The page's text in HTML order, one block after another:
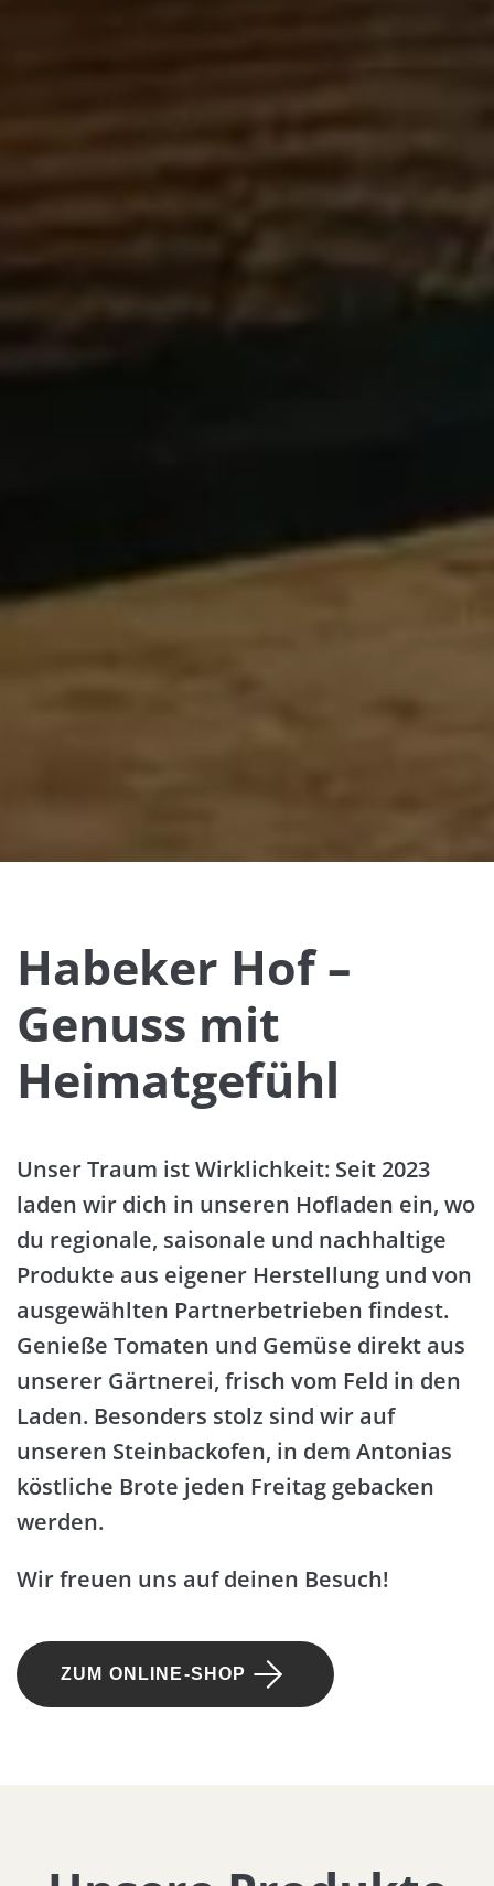
Habeker Hof –
Genuss mit
Heimatgefühl
Unser Traum ist Wirklichkeit: Seit 2023
laden wir dich in unseren Hofladen ein, wo
du regionale, saisonale und nachhaltige
Produkte aus eigener Herstellung und von
ausgewählten Partnerbetrieben findest.
Genieße Tomaten und Gemüse direkt aus
unserer Gärtnerei, frisch vom Feld in den
Laden. Besonders stolz sind wir auf
unseren Steinbackofen, in dem Antonias
köstliche Brote jeden Freitag gebacken
werden.
Wir freuen uns auf deinen Besuch!
ZUM ONLINE-SHOP